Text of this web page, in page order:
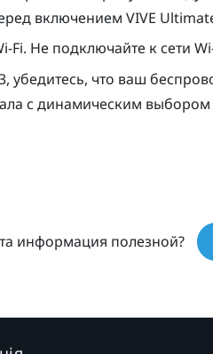
включением VIVE
Fi. Не подключайте к сети
, убедитесь, что ваш
с динамическим выбором
информация полезной?